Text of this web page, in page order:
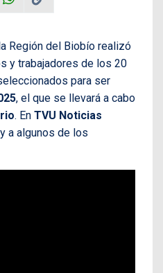
Región del Biobío realizó
y trabajadores de los 20
para ser
, el que se llevará a cabo
. En TVU Noticias
a algunos de los